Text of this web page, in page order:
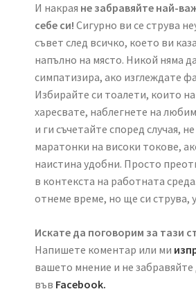
И накрая не забравяйте най-
себе си! Сигурно ви се струва
съвет след всичко, което ви
напълно на място. Никой няма
симпатизира, ако изглеждате
Избирайте си тоалети, които
харесвате, наблегнете на
и ги съчетайте според случая,
маратонки на високи токове,
наистина удобни. Просто
в контекста на работната
отнеме време, но ще си струва,
Искате да поговорим за тази
Напишете коментар или ми
вашето мнение и не забравяйте
във Facebook.